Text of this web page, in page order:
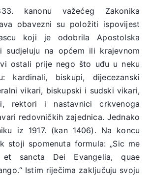
kanonu važećeg Zakonika
obavezni su položiti ispovijest
koji je odobrila Apostolska
sudjeluju na općem ili krajevnom
ostali prije nego što uđu u neku
kardinali, biskupi, dijecezanski
vikari, biskupski i sudski vikari,
rektori i nastavnici crkvenoga
redovničkih zajednica. Jednako
iz 1917. (kan 1406). Na koncu
stoji spomenuta formula: „Sic me
et sancta Dei Evangelia, quae
Istim riječima zaključuju svoju